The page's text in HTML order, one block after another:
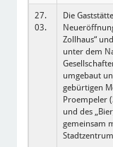
27.
03.
Die
Zollhaus“
unter dem
umgebaut
gebürtigen
Proempeler
und des
gemeinsam